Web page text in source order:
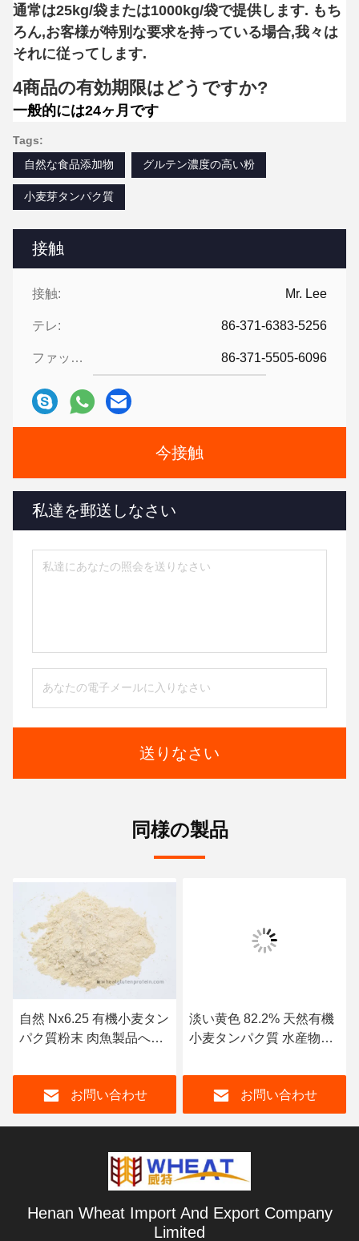
接触
接触: Mr. Lee
テレ: 86-371-6383-5256
ファックス: 86-371-5505-6096
今接触
私達を郵送しなさい
送りなさい
通常は25kg/袋または1000kg/袋で提供します. もち
ろん,お客様が特別な要求を持っている場合,我々は
それに従ってします.
4商品の有効期限はどうですか?
一般的には24ヶ月です
Tags:
自然な食品添加物
グルテン濃度の高い粉
小麦芽タンパク質
同様の製品
自然 Nx6.25 有機小麦タン
パク質粉末 肉魚製品への
お問い合わせ
淡い黄色 82.2% 天然有機
小麦タンパク質 水産物飼
お問い合わせ
Henan Wheat Import And Export Company
Limited